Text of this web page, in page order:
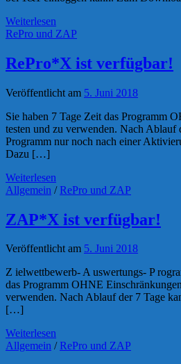
Weiterlesen
RePro und ZAP
RePro*X ist verfügbar!
Veröffentlicht am 5. Juni 2018
Sie haben 7 Tage Zeit das Programm
testen und zu verwenden. Nach Ablauf
Programm nur noch nach einer
Dazu […]
Weiterlesen
Allgemein /RePro und ZAP
ZAP*X ist verfügbar!
Veröffentlicht am 5. Juni 2018
Z ielwettbewerb- A uswertungs- P
das Programm OHNE
verwenden. Nach Ablauf der 7 Tage
[…]
Weiterlesen
Allgemein /RePro und ZAP